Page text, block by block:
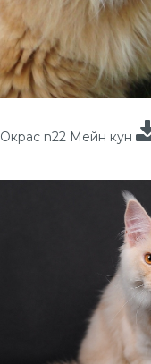
Окрас n22 Мейн кун